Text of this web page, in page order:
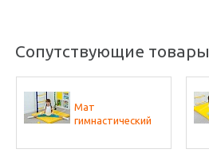
Сопутствующие товары
Мат
гимнастический
Romana Карусель